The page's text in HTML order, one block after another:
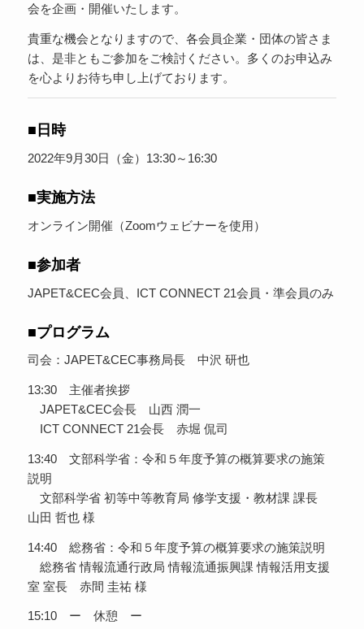
会を企画・開催いたします。
貴重な機会となりますので、各会員企業・団体の皆さま
は、是非ともご参加をご検討ください。多くのお申込み
を心よりお待ち申し上げております。
■日時
2022年9月30日（金）13:30～16:30
■実施方法
オンライン開催（Zoomウェビナーを使用）
■参加者
JAPET&CEC会員、ICT CONNECT 21会員・準会員のみ
■プログラム
司会：JAPET&CEC事務局長 中沢 研也
13:30 主催者挨拶
JAPET&CEC会長 山西 潤一
ICT CONNECT 21会長 赤堀 侃司
13:40 文部科学省：令和５年度予算の概算要求の施策
説明
文部科学省 初等中等教育局 修学支援・教材課 課長
山田 哲也 様
14:40 総務省：令和５年度予算の概算要求の施策説明
総務省 情報流通行政局 情報流通振興課 情報活用支援
室 室長 赤間 圭祐 様
15:10 ー 休憩 ー